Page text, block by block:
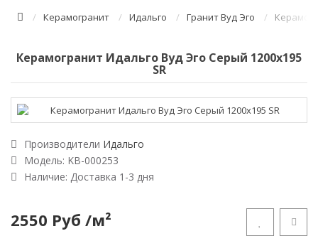
Керамогранит Идальго Гранит Вуд Эго
Керамогранит Идальго Вуд Эго Серый 1200х195
SR
Производители Идальго
Модель: KB-000253
Наличие: Доставка 1-3 дня
2550 Руб /м²